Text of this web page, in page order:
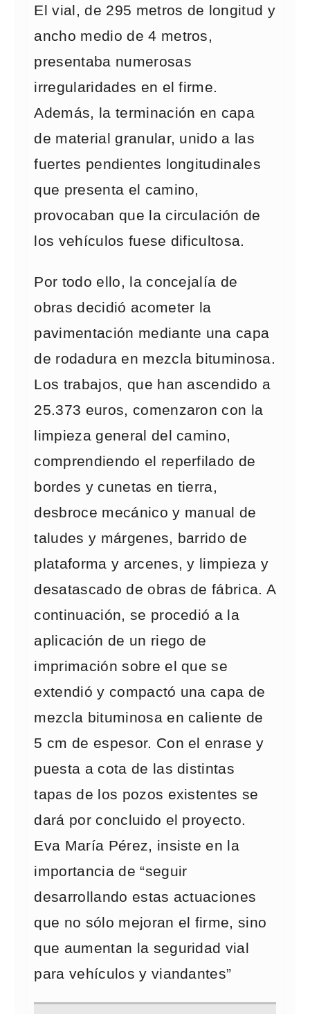
El vial, de 295 metros de longitud y
ancho medio de 4 metros,
presentaba numerosas
irregularidades en el firme.
Además, la terminación en capa
de material granular, unido a las
fuertes pendientes longitudinales
que presenta el camino,
provocaban que la circulación de
los vehículos fuese dificultosa.
Por todo ello, la concejalía de
obras decidió acometer la
pavimentación mediante una capa
de rodadura en mezcla bituminosa.
Los trabajos, que han ascendido a
25.373 euros, comenzaron con la
limpieza general del camino,
comprendiendo el reperfilado de
bordes y cunetas en tierra,
desbroce mecánico y manual de
taludes y márgenes, barrido de
plataforma y arcenes, y limpieza y
desatascado de obras de fábrica. A
continuación, se procedió a la
aplicación de un riego de
imprimación sobre el que se
extendió y compactó una capa de
mezcla bituminosa en caliente de
5 cm de espesor. Con el enrase y
puesta a cota de las distintas
tapas de los pozos existentes se
dará por concluido el proyecto.
Eva María Pérez, insiste en la
importancia de “seguir
desarrollando estas actuaciones
que no sólo mejoran el firme, sino
que aumentan la seguridad vial
para vehículos y viandantes”